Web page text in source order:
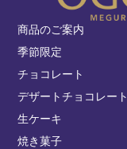
商品のご案内
季節限定
チョコレート
デザートチョコレート
生ケーキ
焼き菓子